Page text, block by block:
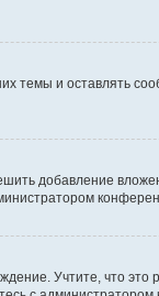
темы и оставлять
добавление
Учтите, что